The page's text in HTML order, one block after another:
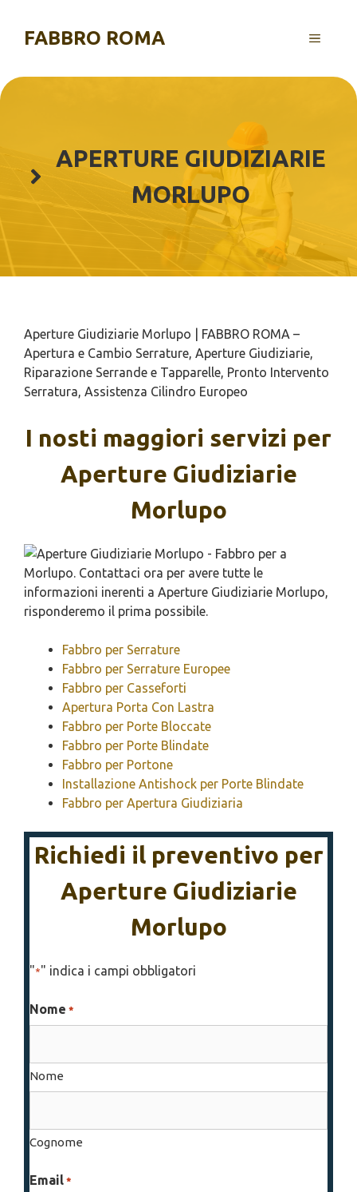
contenuto
FABBRO ROMA MENU
APERTURE GIUDIZIARIE
MORLUPO
Aperture Giudiziarie Morlupo | FABBRO ROMA –
Apertura e Cambio Serrature, Aperture Giudiziarie,
Riparazione Serrande e Tapparelle, Pronto Intervento
Serratura, Assistenza Cilindro Europeo
I nosti maggiori servizi per
Aperture Giudiziarie
Morlupo
Fabbro per Serrature
Fabbro per Serrature Europee
Fabbro per Casseforti
Apertura Porta Con Lastra
Fabbro per Porte Bloccate
Fabbro per Porte Blindate
Fabbro per Portone
Installazione Antishock per Porte Blindate
Fabbro per Apertura Giudiziaria
Richiedi il preventivo per
Aperture Giudiziarie
Morlupo
"*" indica i campi obbligatori
Nome *
Nome
Cognome
Email *